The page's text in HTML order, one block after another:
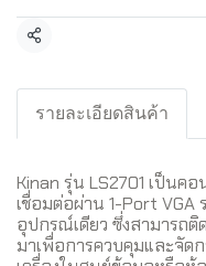
แชร์
รายละเอียดสินค้า
Kinan รุ่น LS2701 เป็นคอ
เชื่อมต่อผ่าน 1-Port
อุปกรณ์เดียว ซึ่งสามารถติ
มาเพื่อการควบคุมและจัด